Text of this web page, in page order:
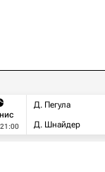
Д. Пегула
Д. Шнайдер